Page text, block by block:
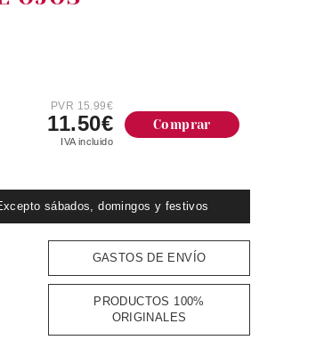
PVR 15.99€
11.50€
IVA incluido
Comprar
sábados, domingos y festivos
GASTOS DE ENVÍO
PRODUCTOS 100%
ORIGINALES